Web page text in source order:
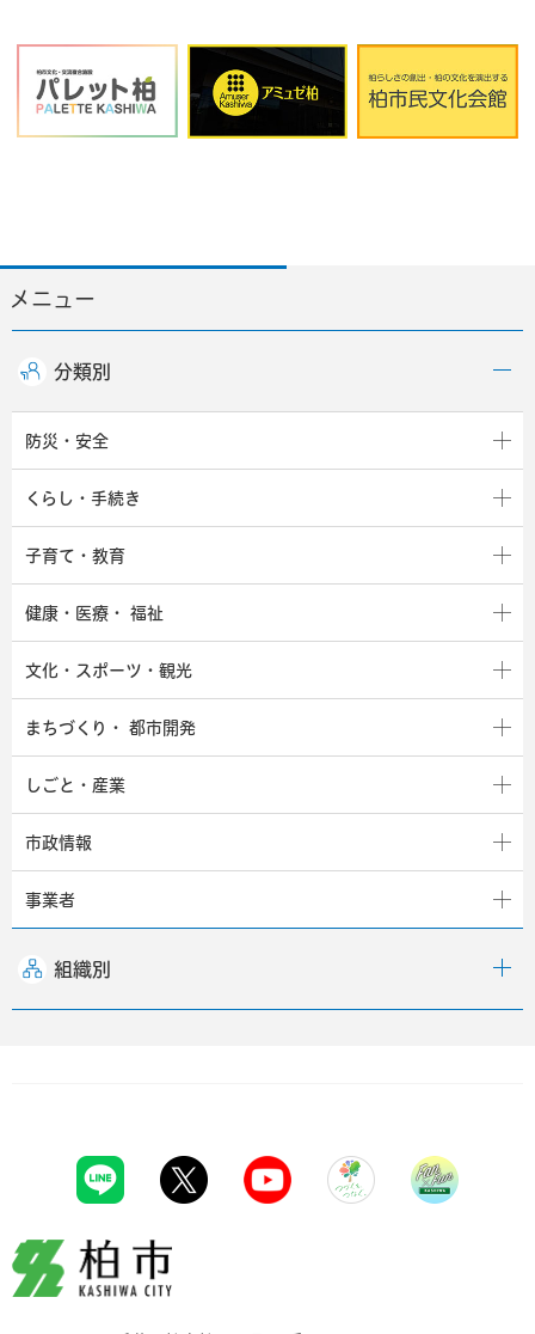
メニュー
分類別
防災・安全
くらし・手続き
子育て・教育
健康・医療・ 福祉
文化・スポーツ・観光
まちづくり・ 都市開発
しごと・産業
市政情報
事業者
組織別
柏市